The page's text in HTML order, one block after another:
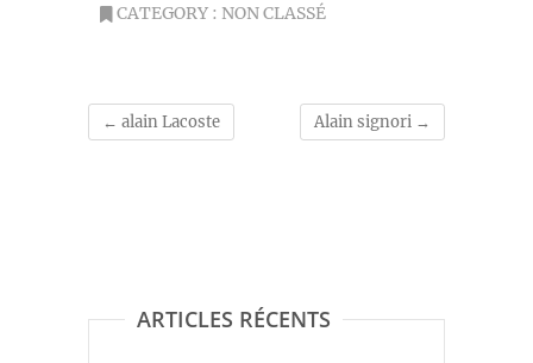
CATEGORY : NON CLASSÉ
← alain Lacoste Alain signori →
ARTICLES RÉCENTS